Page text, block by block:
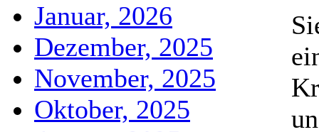
Januar, 2026
Dezember, 2025
November, 2025
Oktober, 2025